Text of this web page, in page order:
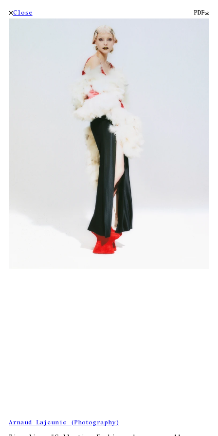
Close PDF
Arnaud Lajeunie (Photography)